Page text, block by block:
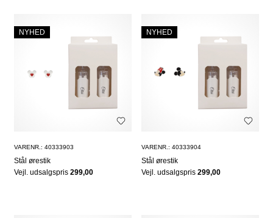
NYHED
VARENR.: 40333903
Stål ørestik
Vejl. udsalgspris 299,00
NYHED
VARENR.: 40333904
Stål ørestik
Vejl. udsalgspris299,00